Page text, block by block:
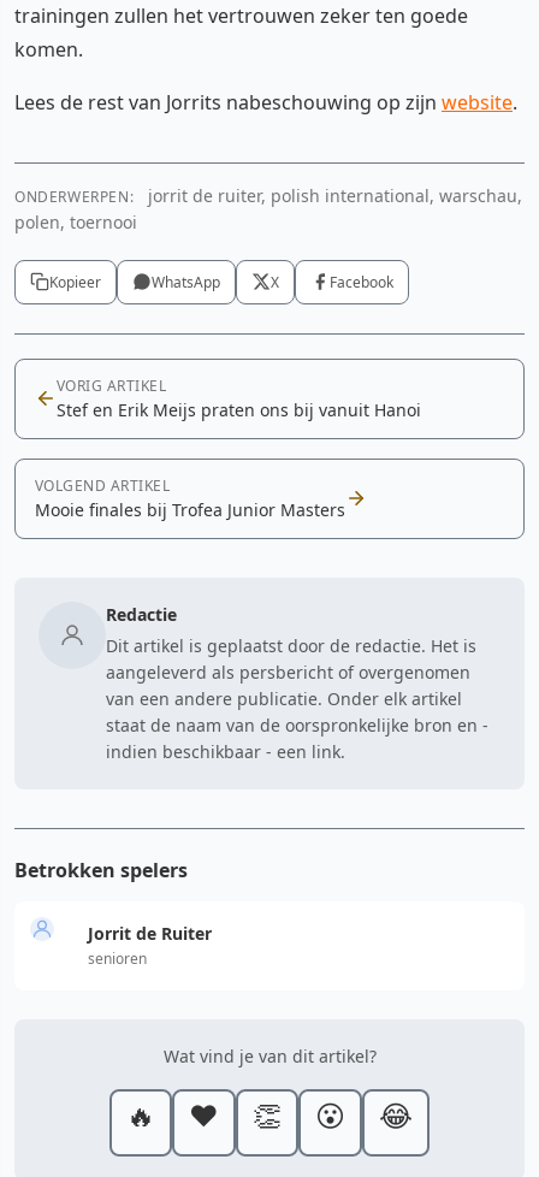
trainingen zullen het vertrouwen zeker ten goede
komen.
Lees de rest van Jorrits nabeschouwing op zijn website.
ONDERWERPEN:
jorrit de ruiter, polish international, warschau,
polen, toernooi
Kopieer WhatsApp X Facebook
VORIG ARTIKEL
Stef en Erik Meijs praten ons bij vanuit Hanoi
VOLGEND ARTIKEL
Mooie finales bij Trofea Junior Masters
Redactie
Dit artikel is geplaatst door de redactie. Het is
aangeleverd als persbericht of overgenomen
van een andere publicatie. Onder elk artikel
staat de naam van de oorspronkelijke bron en -
indien beschikbaar - een link.
Betrokken spelers
Jorrit de Ruiter
senioren
Wat vind je van dit artikel?
🔥 ❤️ 👏 😮 😂